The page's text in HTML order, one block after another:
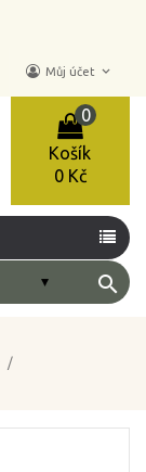
Můj účet keyboard_arrow_down
Košík
0
0 Kč
search